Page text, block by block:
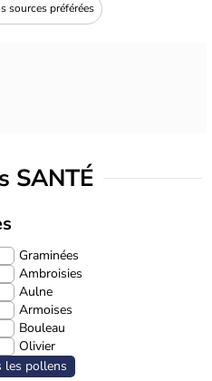
sources préférées
SANTÉ
Graminées
Ambroisies
Aulne
Armoises
Bouleau
Olivier
les pollens